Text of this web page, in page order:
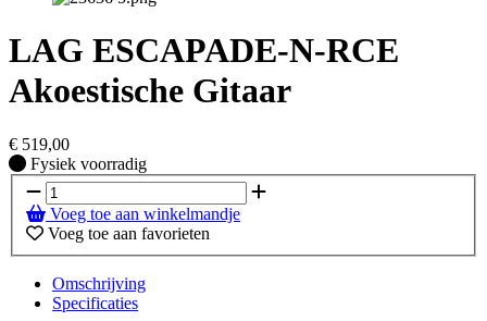
LAG ESCAPADE-N-RCE
Akoestische Gitaar
€ 519,00
Fysiek voorradig
Fysiek voorradig
Voeg toe aan winkelmandje
Voeg toe aan favorieten
Omschrijving
Specificaties